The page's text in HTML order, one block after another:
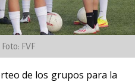
FVF
de los grupos para la